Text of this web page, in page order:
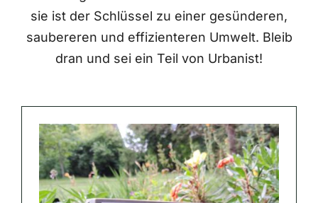
sie ist der Schlüssel zu einer gesünderen,
saubereren und effizienteren Umwelt. Bleib
dran und sei ein Teil von Urbanist!